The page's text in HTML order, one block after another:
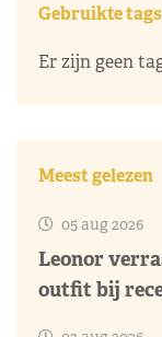
Gebruikte tags
Er zijn geen
Meest gelezen
05 aug 2026
Leonor
outfit bij